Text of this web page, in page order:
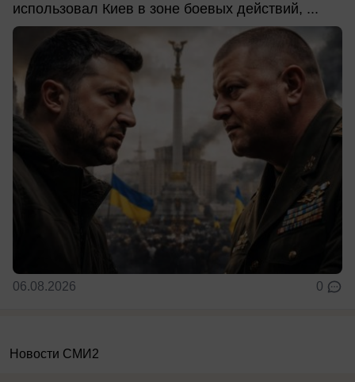
использовал Киев в зоне боевых действий, ...
06.08.2026 0
Новости СМИ2